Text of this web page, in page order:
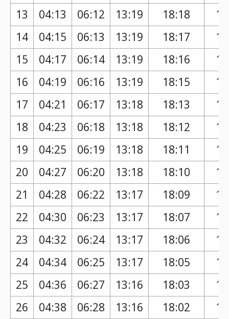
13 04:13 06:12 13:19 18:18
14
04:15 06:13 13:19 18:17
15
04:17 06:14 13:19 18:16
16
04:19 06:16 13:19 18:15
17
04:21 06:17 13:18 18:13
18
04:23 06:18 13:18 18:12
19
04:25 06:19 13:18 18:11
20
04:27 06:20 13:18 18:10
21
04:28 06:22 13:17 18:09
22
04:30 06:23 13:17 18:07
23
04:32 06:24 13:17 18:06
24
04:34 06:25 13:17 18:05
25
04:36 06:27 13:16 18:03
26
04:38 06:28 13:16 18:02